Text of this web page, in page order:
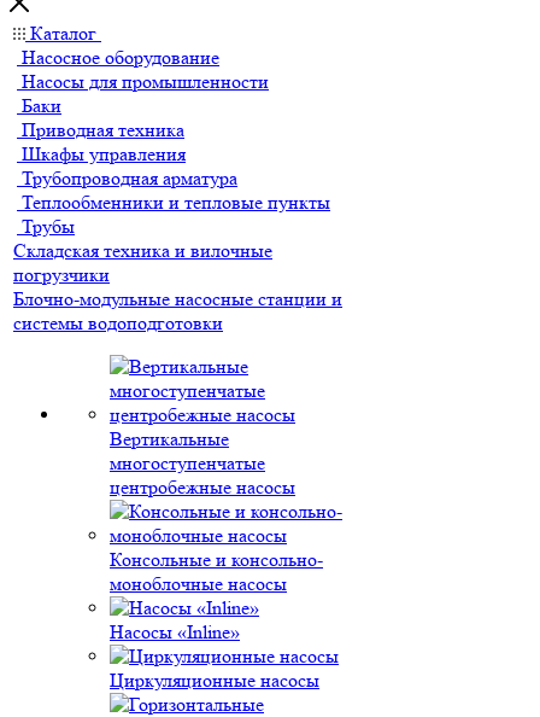
Каталог
Насосное оборудование
Насосы для промышленности
Баки
Приводная техника
Шкафы управления
Трубопроводная арматура
Теплообменники и тепловые пункты
Трубы
Складская техника и вилочные
погрузчики
Блочно-модульные насосные станции и
системы водоподготовки
Вертикальные
многоступенчатые
центробежные насосы
Консольные и консольно-
моноблочные насосы
Насосы «Inline»
Циркуляционные насосы